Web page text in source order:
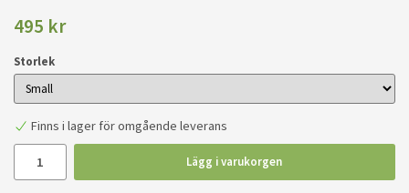
495 kr
Storlek
Finns i lager för omgående leverans
Lägg i varukorgen